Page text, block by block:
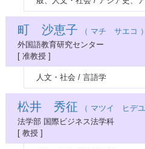
町 沙恵子 （ マチ サエコ ）
外国語教育研究センター
[ 准教授 ]
人文・社会 / 言語学
松井 秀征 （ マツイ ヒデユ
法学部 国際ビジネス法学科
[ 教授 ]